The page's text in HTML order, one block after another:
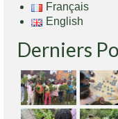
Français
English
Derniers